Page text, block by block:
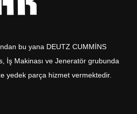
bu yana DEUTZ CUMMİNS
İş Makinası ve Jeneratör grubunda
yedek parça hizmet vermektedir.